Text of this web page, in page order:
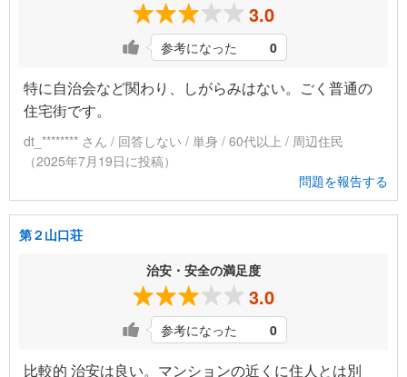
3.0
参考になった 0
特に自治会など関わり、しがらみはない。ごく普通の
住宅街です。
dt_******** さん / 回答しない / 単身 / 60代以上 / 周辺住民
（2025年7月19日に投稿）
問題を報告する
第２山口荘
治安・安全の満足度
3.0
参考になった 0
比較的 治安は良い。マンションの近くに住人とは別